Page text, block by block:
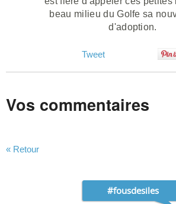
beau milieu du Golfe sa
d'adoption.
Tweet
Vos commentaires
« Retour
#fousdesiles